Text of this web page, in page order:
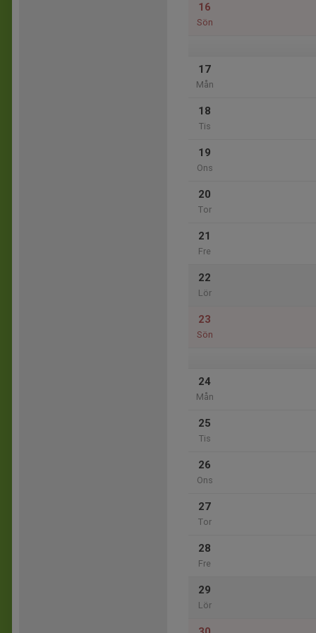
16
Sön
17
Mån
18
Tis
19
Ons
20
Tor
21
Fre
22
Lör
23
Sön
24
Mån
25
Tis
26
Ons
27
Tor
28
Fre
29
Lör